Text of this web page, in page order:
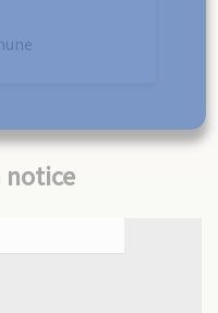
notice